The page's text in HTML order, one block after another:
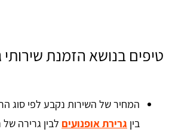
טיפים בנושא הזמנת שירותי
המחיר של השירות נקבע לפי סוג
בין גרירת אופנועים לבין גרירה